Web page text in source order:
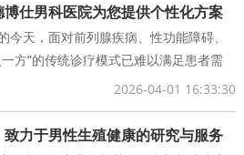
仕男科医院为您提供个性化方案
天，面对前列腺疾病、性功能障碍、
方”的传统诊疗模式已难以满足患者需
2026-04-01 16:33:30
力于男性生殖健康的研究与服务